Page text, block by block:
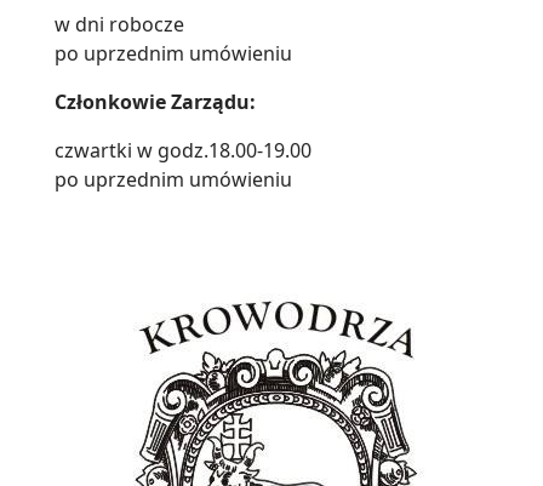
w dni robocze
po uprzednim umówieniu
Członkowie Zarządu:
czwartki w godz.18.00-19.00
po uprzednim umówieniu